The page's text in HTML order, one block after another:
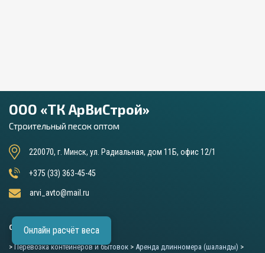
ООО «ТК АрВиСтрой»
Строительный песок оптом
220070, г. Минск, ул. Радиальная, дом 11Б, офис 12/1
+375 (33) 363-45-45
arvi_avto@mail.ru
ОСНОВНЫЕ УСЛУГИ
>Перевозка контейнеров и бытовок > Аренда длинномера (шаланды) >
Онлайн расчёт веса